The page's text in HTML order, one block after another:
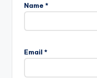
Name *
Email *